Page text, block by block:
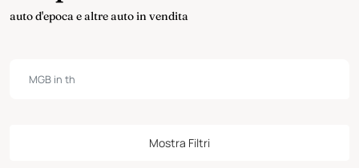
auto d'epoca e altre auto in vendita
Mostra Filtri